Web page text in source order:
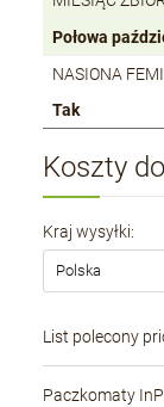
Połowa
NASIONA
Tak
Koszty
Cena nie
Kraj wysyłki:
List polecony
Paczkomaty